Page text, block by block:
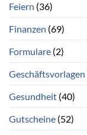
Feiern (36)
Finanzen (69)
Formulare (2)
Geschäftsvorlagen
Gesundheit (40)
Gutscheine (52)